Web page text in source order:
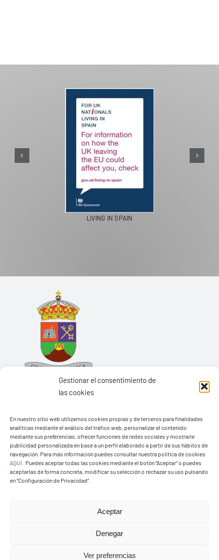
Gestionar el consentimiento de
las cookies
En nuestro sitio web utilizamos cookies propias y de terceros para finalidades
analíticas mediante el análisis del tráfico web, personalizar el contenido
mediante sus preferencias, ofrecer funciones de redes sociales y mostrarle
publicidad personalizada en base a un perfil elaborado a partir de sus hábitos de
navegación. Para más información puedes consultar nuestra política de cookies
AQUÍ
Puedes aceptar todas las cookies mediante el botón “Aceptar” o puedes
aceptarlas de forma concreta, modificar su selección o rechazar su uso pulsando
en “Configuración de Privacidad”.
Aceptar
Denegar
Ver preferencias
LIVING IN SPAIN
Ayuntamiento de Yaiza
Pza. de Los Remedios, 1
35570 – Yaiza
Tel:928 83 62 20
© Copyright2026 Ayuntamiento de Yaiza - Todos los